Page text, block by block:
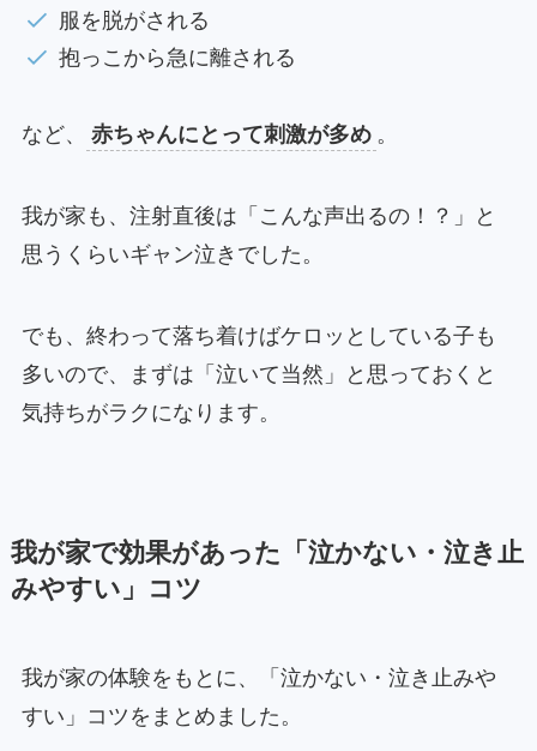
服を脱がされる
抱っこから急に離される
など、 赤ちゃんにとって刺激が多め 。
我が家も、注射直後は「こんな声出るの！？」と
思うくらいギャン泣きでした。
でも、終わって落ち着けばケロッとしている子も
多いので、まずは「泣いて当然」と思っておくと
気持ちがラクになります。
我が家で効果があった「泣かない・泣き止
みやすい」コツ
我が家の体験をもとに、「泣かない・泣き止みや
すい」コツをまとめました。